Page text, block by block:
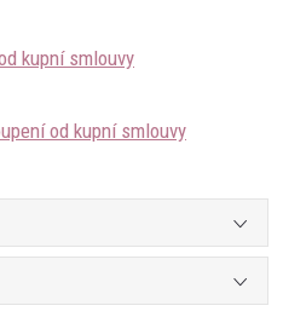
kupní smlouvy
od kupní smlouvy